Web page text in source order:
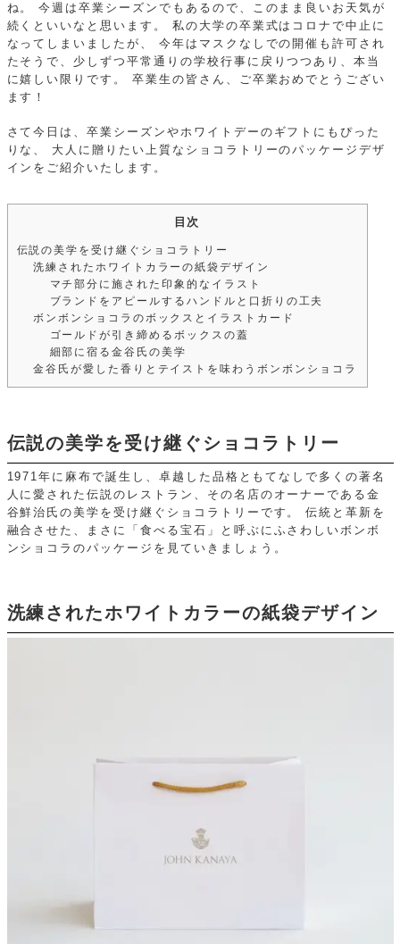
ね。
今週は卒業シーズンでもあるので、このまま良いお天気が
続くといいなと思います。
私の大学の卒業式はコロナで中止に
なってしまいましたが、
今年はマスクなしでの開催も許可され
たそうで、少しずつ平常通りの学校行事に戻りつつあり、本当
に嬉しい限りです。
卒業生の皆さん、ご卒業おめでとうござい
ます！
さて今日は、卒業シーズンやホワイトデーのギフトにもぴった
りな、
大人に贈りたい上質なショコラトリーのパッケージデザ
インをご紹介いたします。
目次
伝説の美学を受け継ぐショコラトリー
洗練されたホワイトカラーの紙袋デザイン
マチ部分に施された印象的なイラスト
ブランドをアピールするハンドルと口折りの工夫
ボンボンショコラのボックスとイラストカード
ゴールドが引き締めるボックスの蓋
細部に宿る金谷氏の美学
金谷氏が愛した香りとテイストを味わうボンボンショコラ
伝説の美学を受け継ぐショコラトリー
1971年に麻布で誕生し、卓越した品格ともてなしで多くの著名
人に愛された伝説のレストラン、その名店のオーナーである金
谷鮮治氏の美学を受け継ぐショコラトリーです。
伝統と革新を
融合させた、まさに「食べる宝石」と呼ぶにふさわしいボンボ
ンショコラのパッケージを見ていきましょう。
洗練されたホワイトカラーの紙袋デザイン